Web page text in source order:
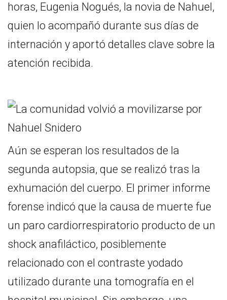
horas, Eugenia Nogués, la novia de Nahuel,
quien lo acompañó durante sus días de
internación y aportó detalles clave sobre la
atención recibida.
Aún se esperan los resultados de la
segunda autopsia, que se realizó tras la
exhumación del cuerpo. El primer informe
forense indicó que la causa de muerte fue
un paro cardiorrespiratorio producto de un
shock anafiláctico, posiblemente
relacionado con el contraste yodado
utilizado durante una tomografía en el